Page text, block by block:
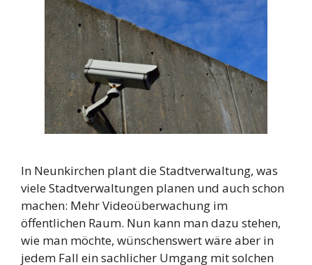
In Neunkirchen plant die Stadtverwaltung, was
viele Stadtverwaltungen planen und auch schon
machen: Mehr Videoüberwachung im
öffentlichen Raum. Nun kann man dazu stehen,
wie man möchte, wünschenswert wäre aber in
jedem Fall ein sachlicher Umgang mit solchen